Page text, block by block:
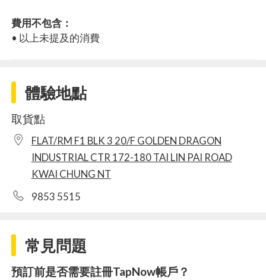
費用不包含：
• 以上未提及的消費
體驗地點
取貨點
FLAT/RM F1 BLK 3 20/F GOLDEN DRAGON
INDUSTRIAL CTR 172-180 TAI LIN PAI ROAD
KWAI CHUNG NT
9853 5515
常見問題
預訂前是否需要註冊TapNow帳戶？